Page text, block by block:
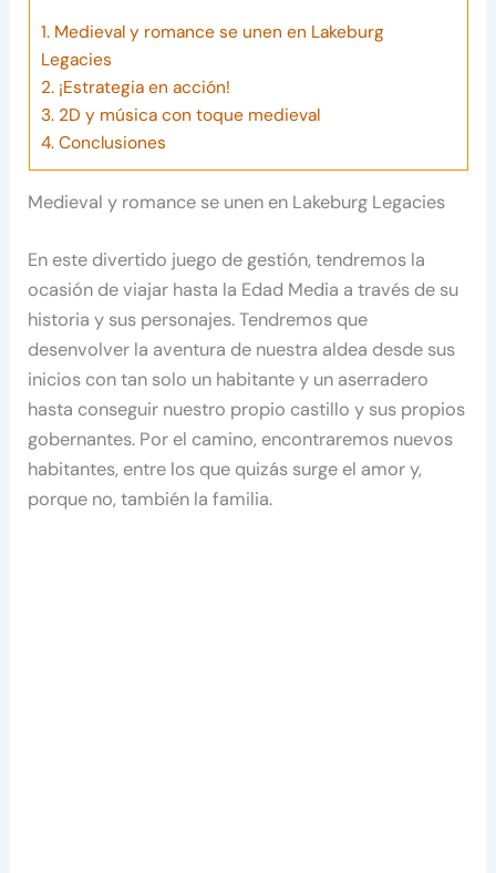
1.Medieval y romance se unen en Lakeburg
Legacies
2.¡Estrategia en acción!
3.2D y música con toque medieval
4.Conclusiones
Medieval y romance se unen en Lakeburg Legacies
En este divertido juego de gestión, tendremos la
ocasión de viajar hasta la Edad Media a través de su
historia y sus personajes. Tendremos que
desenvolver la aventura de nuestra aldea desde sus
inicios con tan solo un habitante y un aserradero
hasta conseguir nuestro propio castillo y sus propios
gobernantes. Por el camino, encontraremos nuevos
habitantes, entre los que quizás surge el amor y,
porque no, también la familia.